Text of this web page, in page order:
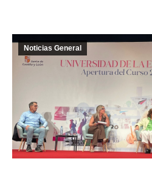
Noticias General